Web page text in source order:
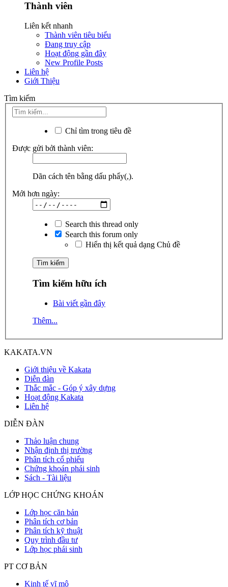
Thành viên
Liên kết nhanh
Thành viên tiêu biểu
Đang truy cập
Hoạt động gần đây
New Profile Posts
Liên hệ
Giới Thiệu
Tìm kiếm
Chỉ tìm trong tiêu đề
Được gửi bởi thành viên:
Dãn cách tên bằng dấu phẩy(,).
Mới hơn ngày:
Search this thread only
Search this forum only
Hiển thị kết quả dạng Chủ đề
Tìm kiếm hữu ích
Bài viết gần đây
Thêm...
KAKATA.VN
Giới thiệu về Kakata
Diễn đàn
Thắc mắc - Góp ý xây dựng
Hoạt động Kakata
Liên hệ
DIỄN ĐÀN
Thảo luận chung
Nhận định thị trường
Phân tích cổ phiếu
Chứng khoán phái sinh
Sách - Tài liệu
LỚP HỌC CHỨNG KHOÁN
Lớp học căn bản
Phân tích cơ bản
Phân tích kỹ thuật
Quy trình đầu tư
Lớp học phái sinh
PT CƠ BẢN
Kinh tế vĩ mô